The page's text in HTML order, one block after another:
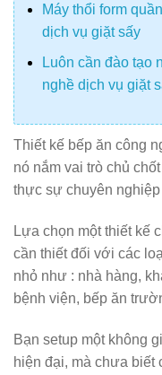
Máy thổi form
dịch vụ giặt sấy
Luôn cần đào tạo
nghề dịch vụ giặt
Thiết kế bếp ăn công
nó nắm vai trò chủ
thực sự chuyên
Lựa chọn một thiết kế
cần thiết đối với các
nhỏ như : nhà hàng,
bệnh viện, bếp ăn
Bạn setup một không
hiện đại, mà chưa biết